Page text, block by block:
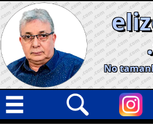
Skip
to
content
No